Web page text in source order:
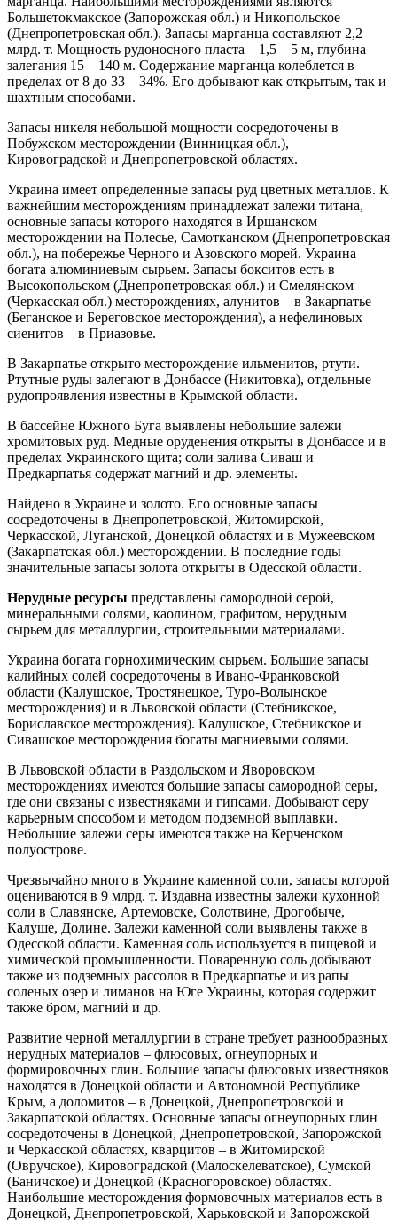
Большетокмакское (Запорожская обл.) и Никопольское
(Днепропетровская обл.). Запасы марганца составляют 2,2
млрд. т. Мощность рудоносного пласта – 1,5 – 5 м, глубина
залегания 15 – 140 м. Содержание марганца колеблется в
пределах от 8 до 33 – 34%. Его добывают как открытым, так и
шахтным способами.
Запасы никеля небольшой мощности сосредоточены в
Побужском месторождении (Винницкая обл.),
Кировоградской и Днепропетровской областях.
Украина имеет определенные запасы руд цветных металлов. К
важнейшим месторождениям принадлежат залежи титана,
основные запасы которого находятся в Иршанском
месторождении на Полесье, Самотканском (Днепропетровская
обл.), на побережье Черного и Азовского морей. Украина
богата алюминиевым сырьем. Запасы бокситов есть в
Высокопольском (Днепропетровская обл.) и Смелянском
(Черкасская обл.) месторождениях, алунитов – в Закарпатье
(Беганское и Береговское месторождения), а нефелиновых
сиенитов – в Приазовье.
В Закарпатье открыто месторождение ильменитов, ртути.
Ртутные руды залегают в Донбассе (Никитовка), отдельные
рудопроявления известны в Крымской области.
В бассейне Южного Буга выявлены небольшие залежи
хромитовых руд. Медные оруденения открыты в Донбассе и в
пределах Украинского щита; соли залива Сиваш и
Предкарпатья содержат магний и др. элементы.
Найдено в Украине и золото. Его основные запасы
сосредоточены в Днепропетровской, Житомирской,
Черкасской, Луганской, Донецкой областях и в Мужеевском
(Закарпатская обл.) месторождении. В последние годы
значительные запасы золота открыты в Одесской области.
Нерудные ресурсы представлены самородной серой,
минеральными солями, каолином, графитом, нерудным
сырьем для металлургии, строительными материалами.
Украина богата горнохимическим сырьем. Большие запасы
калийных солей сосредоточены в Ивано-Франковской
области (Калушское, Тростянецкое, Туро-Волынское
месторождения) и в Львовской области (Стебникское,
Бориславское месторождения). Калушское, Стебникское и
Сивашское месторождения богаты магниевыми солями.
В Львовской области в Раздольском и Яворовском
месторождениях имеются большие запасы самородной серы,
где они связаны с известняками и гипсами. Добывают серу
карьерным способом и методом подземной выплавки.
Небольшие залежи серы имеются также на Керченском
полуострове.
Чрезвычайно много в Украине каменной соли, запасы которой
оцениваются в 9 млрд. т. Издавна известны залежи кухонной
соли в Славянске, Артемовске, Солотвине, Дрогобыче,
Калуше, Долине. Залежи каменной соли выявлены также в
Одесской области. Каменная соль используется в пищевой и
химической промышленности. Поваренную соль добывают
также из подземных рассолов в Предкарпатье и из рапы
соленых озер и лиманов на Юге Украины, которая содержит
также бром, магний и др.
Развитие черной металлургии в стране требует разнообразных
нерудных материалов – флюсовых, огнеупорных и
формировочных глин. Большие запасы флюсовых известняков
находятся в Донецкой области и Автономной Республике
Крым, а доломитов – в Донецкой, Днепропетровской и
Закарпатской областях. Основные запасы огнеупорных глин
сосредоточены в Донецкой, Днепропетровской, Запорожской
и Черкасской областях, кварцитов – в Житомирской
(Овручское), Кировоградской (Малоскелеватское), Сумской
(Баничское) и Донецкой (Красногоровское) областях.
Наибольшие месторождения формовочных материалов есть в
Донецкой, Днепропетровской, Харьковской и Запорожской